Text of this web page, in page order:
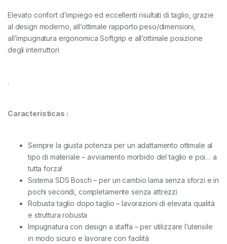
Elevato confort d’impiego ed eccellenti risultati di taglio, grazie
al design moderno, all’ottimale rapporto peso/dimensioni,
all’impugnatura ergonomica Softgrip e all’ottimale posizione
degli interruttori
.
Caracteristicas :
Sempre la giusta potenza per un adattamento ottimale al
tipo di materiale – avviamento morbido del taglio e poi… a
tutta forza!
Sistema SDS Bosch – per un cambio lama senza sforzi e in
pochi secondi, completamente senza attrezzi
Robusta taglio dopo taglio – lavorazioni di elevata qualità
e struttura robusta
Impugnatura con design a staffa – per utilizzare l’utensile
in modo sicuro e lavorare con facilità